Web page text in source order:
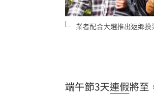
業者配合大選推出返鄉投
端午節3天連假將至